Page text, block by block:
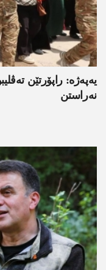
یەپەژە: راپۆرتێن
نەراستن